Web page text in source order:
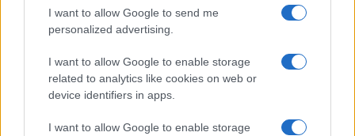
I want to allow Google to send me
personalized advertising.
I want to allow Google to enable storage
related to analytics like cookies on web or
device identifiers in apps.
I want to allow Google to enable storage
PIÙ LETTI
televisione sportiva
Il Mirandés e il suo allenatore italiano: una storia di successo